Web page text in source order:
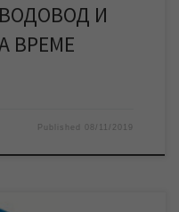
И
ВРЕМЕ
Published 08/11/2019